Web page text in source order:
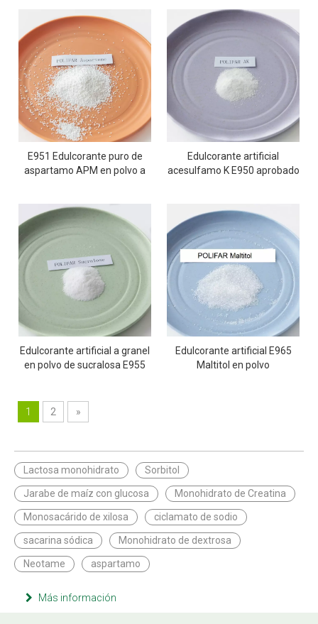
E951 Edulcorante puro de
aspartamo APM en polvo a
Edulcorante artificial
acesulfamo K E950 aprobado
Edulcorante artificial a granel
en polvo de sucralosa E955
Edulcorante artificial E965
Maltitol en polvo
1 2 »
Lactosa monohidrato Sorbitol
Jarabe de maíz con glucosa Monohidrato de Creatina
Monosacárido de xilosa ciclamato de sodio
sacarina sódica Monohidrato de dextrosa
Neotame aspartamo
Más información